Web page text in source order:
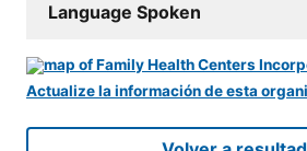
Language Spoken
Actualize la información de esta